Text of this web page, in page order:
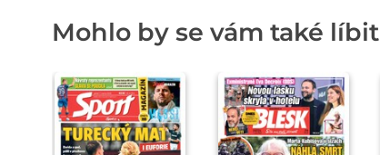
Mohlo by se vám také líbit